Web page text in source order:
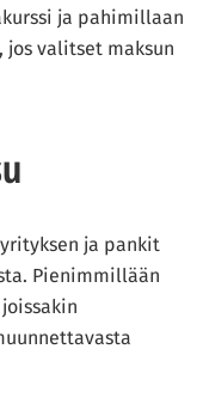
ja pahimillaan
valitset maksun
ja pankit
Pienimmillään